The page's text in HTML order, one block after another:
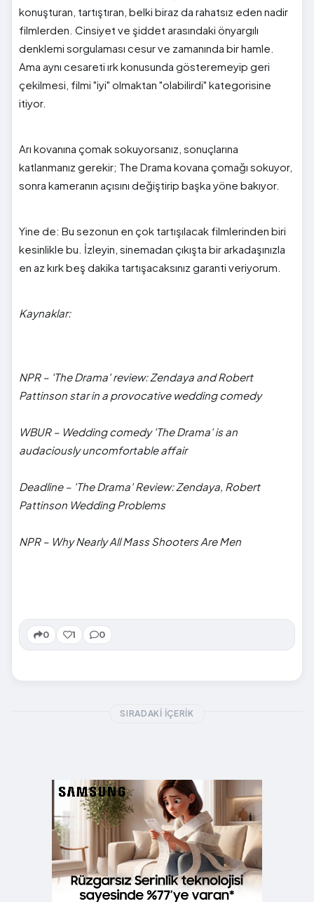
konuşturan, tartıştıran, belki biraz da rahatsız eden nadir
filmlerden. Cinsiyet ve şiddet arasındaki önyargılı
denklemi sorgulaması cesur ve zamanında bir hamle.
Ama aynı cesareti ırk konusunda gösteremeyip geri
çekilmesi, filmi "iyi" olmaktan "olabilirdi" kategorisine
itiyor.
Arı kovanına çomak sokuyorsanız, sonuçlarına
katlanmanız gerekir; The Drama kovana çomağı sokuyor,
sonra kameranın açısını değiştirip başka yöne bakıyor.
Yine de: Bu sezonun en çok tartışılacak filmlerinden biri
kesinlikle bu. İzleyin, sinemadan çıkışta bir arkadaşınızla
en az kırk beş dakika tartışacaksınız garanti veriyorum.
Kaynaklar:
NPR – 'The Drama' review: Zendaya and Robert
Pattinson star in a provocative wedding comedy
WBUR – Wedding comedy 'The Drama' is an
audaciously uncomfortable affair
Deadline – 'The Drama' Review: Zendaya, Robert
Pattinson Wedding Problems
NPR – Why Nearly All Mass Shooters Are Men
0 1 0
SIRADAKI İÇERIK